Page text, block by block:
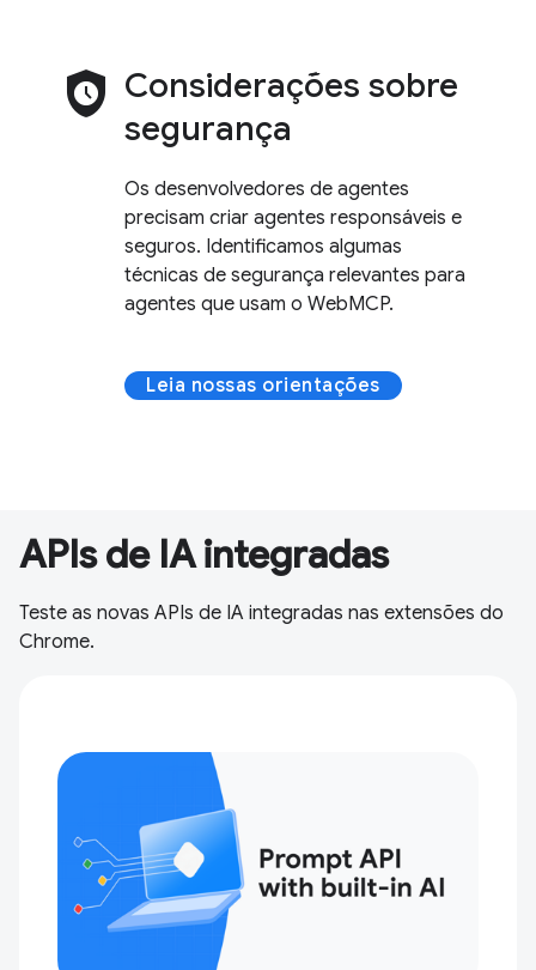
safety_check Considerações sobre
segurança
Os desenvolvedores de agentes
precisam criar agentes responsáveis e
seguros. Identificamos algumas
técnicas de segurança relevantes para
agentes que usam o WebMCP.
Leia nossas orientações
APIs de IA integradas
Teste as novas APIs de IA integradas nas extensões do
Chrome.